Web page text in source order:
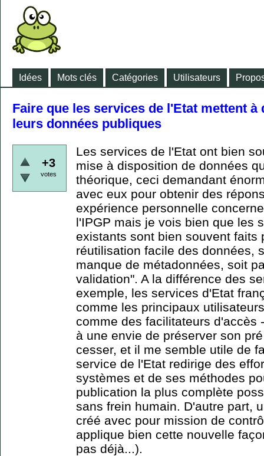
Idées Mots clés Catégories Utilisateurs
Faire que les services de l'Etat mettent
leurs données publiques
+3
votes
Les services de l'Etat ont bien
mise à disposition de données
théorique, ceci demandant
avec eux pour obtenir des
expérience personnelle
l'IPGP mais je vois bien que les
existants sont bien souvent faits
réutilisation facile des données,
manque de métadonnées, soit
validation". A la différence des
exemple, les services d'Etat
comme les principaux
comme des facilitateurs d'accès
à une envie de préserver son
cesser, et il me semble utile de
service de l'Etat redirige des
systèmes et de ses méthodes
publication la plus complète
sans frein humain. D'autre part,
créé avec pour mission de
applique bien cette nouvelle
pas déjà...).